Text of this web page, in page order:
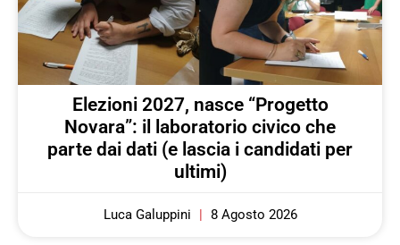
Elezioni 2027, nasce “Progetto
Novara”: il laboratorio civico che
parte dai dati (e lascia i candidati per
ultimi)
Luca Galuppini 8 Agosto 2026